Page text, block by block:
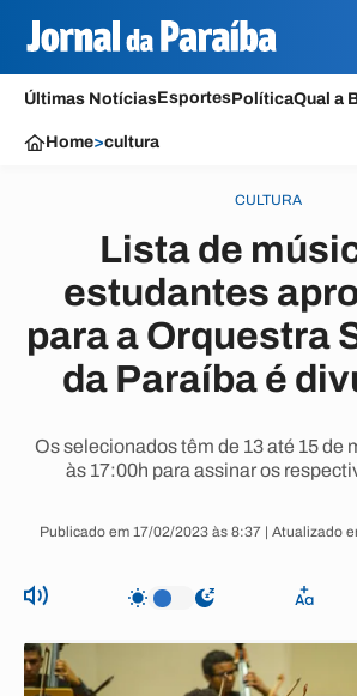
Últimas NotíciasEsportesPolíticaQual a
Home>cultura
CULTURA
Lista de
estudantes
para a Orquestra
da Paraíba é
Os selecionados têm de 13 até 15 de
às 17:00h para assinar os
Publicado em 17/02/2023 às 8:37 | Atualizado